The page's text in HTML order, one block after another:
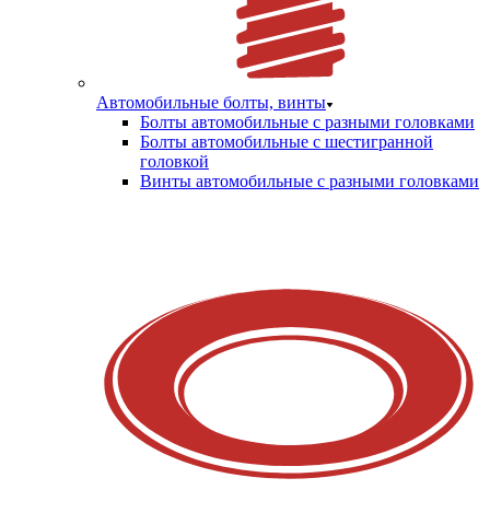
Автомобильные болты, винты
Болты автомобильные с разными головками
Болты автомобильные с шестигранной
головкой
Винты автомобильные с разными головками